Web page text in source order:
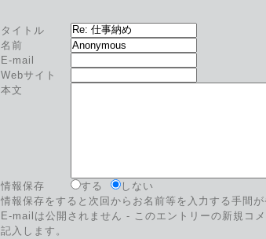
タイトル
名前
E-mail
Webサイト
本文
情報保存 する
しない
情報保存をすると次回からお名前等を入力する手間が
E-mailは公開されません - このエントリーの新規コ
記入します。